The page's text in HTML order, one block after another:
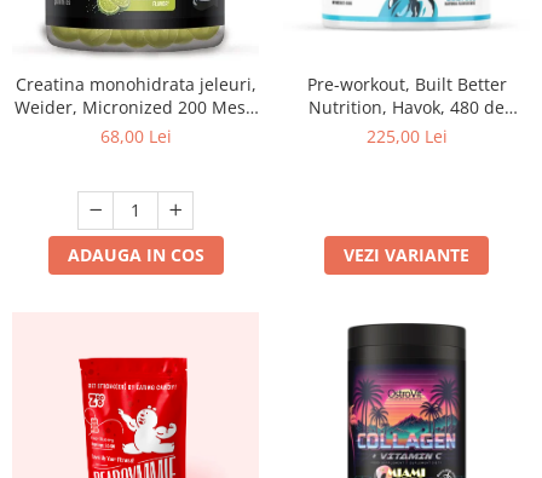
Creatina monohidrata jeleuri,
Weider, Micronized 200 Mesh
Creatine Gummies, Sour Lime,
68,00 Lei
ADAUGA IN COS
Pre-workout, Built Better
Nutrition, Havok, 480 de
grame, pudra
225,00 Lei
VEZI VARIANTE